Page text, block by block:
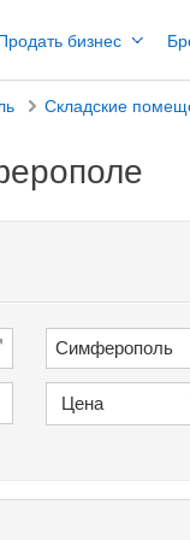
бизнес
Складские
Симферополь
Цена